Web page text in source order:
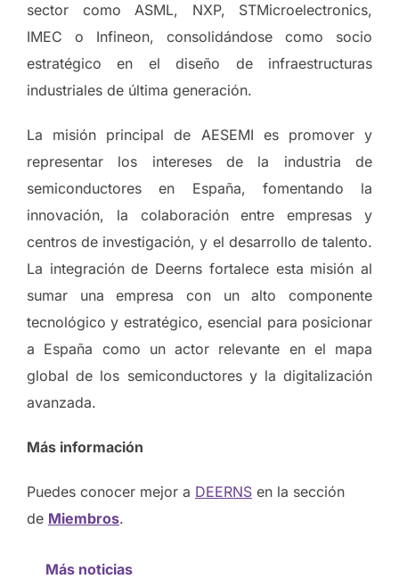
sector como ASML, NXP, STMicroelectronics,
IMEC o Infineon, consolidándose como socio
estratégico en el diseño de infraestructuras
industriales de última generación.
La misión principal de AESEMI es promover y
representar los intereses de la industria de
semiconductores en España, fomentando la
innovación, la colaboración entre empresas y
centros de investigación, y el desarrollo de talento.
La integración de Deerns fortalece esta misión al
sumar una empresa con un alto componente
tecnológico y estratégico, esencial para posicionar
a España como un actor relevante en el mapa
global de los semiconductores y la digitalización
avanzada.
Más información
Puedes conocer mejor a DEERNS en la sección
de Miembros.
Más noticias